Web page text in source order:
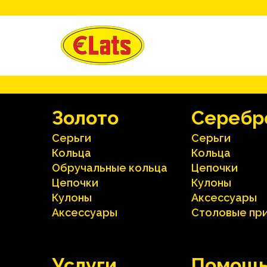
Зoлoтo
Серьги
Кольца
Oбручальные кольца
Цепочки
Кулоны
Аксесcуары
Серьги
Кольца
Цепочки
Кулоны
Аксесcуары
Столовые